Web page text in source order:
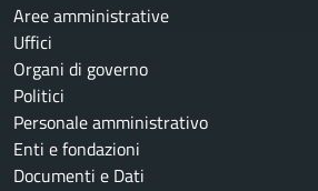
Aree amministrative
Uffici
Organi di governo
Politici
Personale amministrativo
Enti e fondazioni
Documenti e Dati